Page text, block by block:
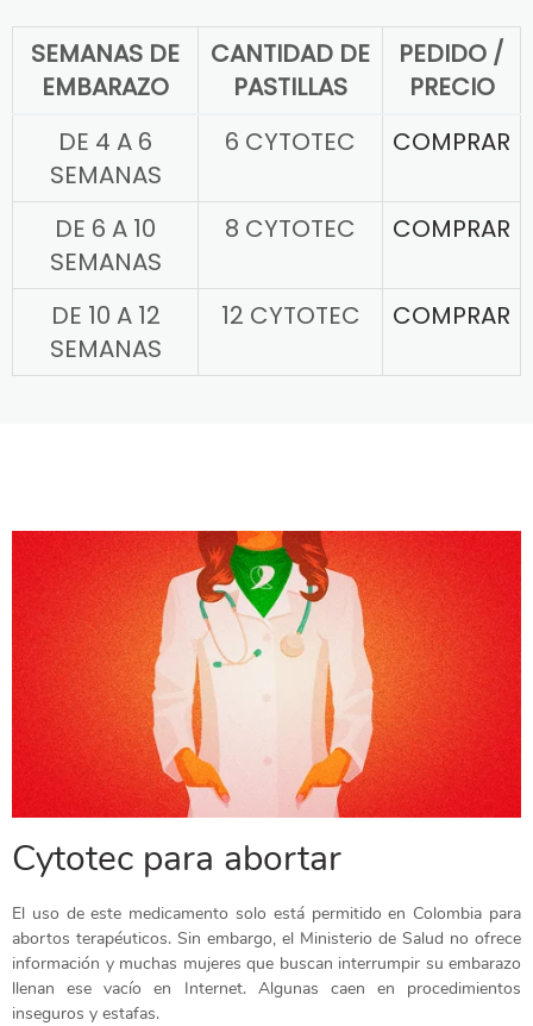
SEMANAS DE
EMBARAZO
CANTIDAD DE
PASTILLAS
PEDIDO /
PRECIO
DE 4 A 6
SEMANAS
6 CYTOTEC COMPRAR
DE 6 A 10
SEMANAS
8 CYTOTEC COMPRAR
DE 10 A 12
SEMANAS
12 CYTOTEC COMPRAR
Cytotec para abortar
El uso de este medicamento solo está permitido en Colombia para
abortos terapéuticos. Sin embargo, el Ministerio de Salud no ofrece
información y muchas mujeres que buscan interrumpir su embarazo
llenan ese vacío en Internet. Algunas caen en procedimientos
inseguros y estafas.